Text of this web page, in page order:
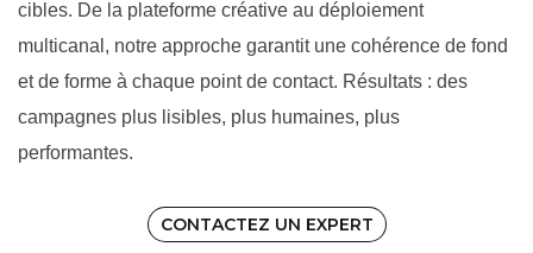
cibles. De la plateforme créative au déploiement
multicanal, notre approche garantit une cohérence de fond
et de forme à chaque point de contact. Résultats : des
campagnes plus lisibles, plus humaines, plus
performantes.
CONTACTEZ UN EXPERT